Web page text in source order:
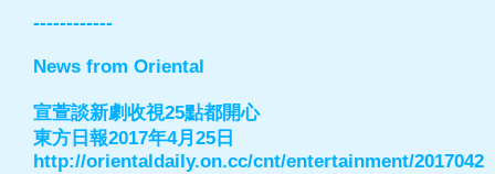
------------
News from Oriental
宣萱談新劇收視25點都開心
東方日報2017年4月25日
http://orientaldaily.on.cc/cnt/entertainment/